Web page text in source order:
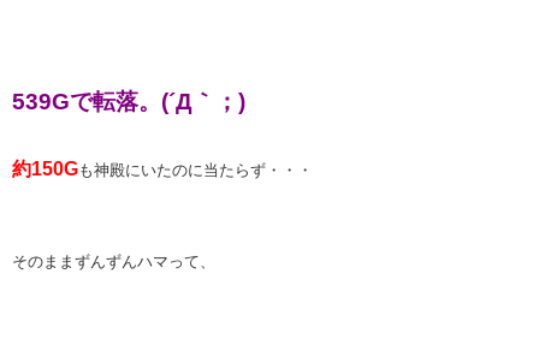
539Gで転落。(´Д｀；)
約150Gも神殿にいたのに当たらず・・・
そのままずんずんハマって、